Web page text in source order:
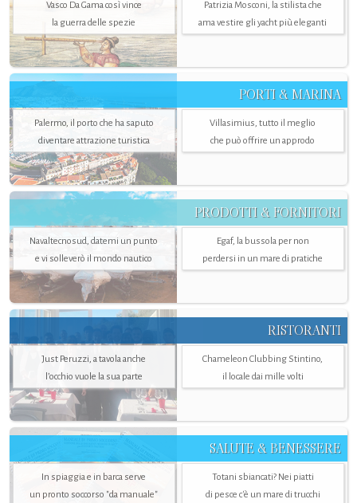
Vasco Da Gama così vince
la guerra delle spezie
Patrizia Mosconi, la stilista che
ama vestire gli yacht più eleganti
PORTI & MARINA
Palermo, il porto che ha saputo
diventare attrazione turistica
Villasimius, tutto il meglio
che può offrire un approdo
PRODOTTI & FORNITORI
Navaltecnosud, datemi un punto
e vi solleverò il mondo nautico
Egaf, la bussola per non
perdersi in un mare di pratiche
RISTORANTI
Just Peruzzi, a tavola anche
l’occhio vuole la sua parte
Chameleon Clubbing Stintino,
il locale dai mille volti
SALUTE & BENESSERE
In spiaggia e in barca serve
un pronto soccorso "da manuale"
Totani sbiancati? Nei piatti
di pesce c'è un mare di trucchi